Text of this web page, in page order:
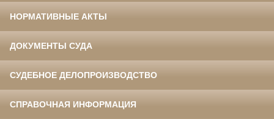
НОРМАТИВНЫЕ АКТЫ
ДОКУМЕНТЫ СУДА
СУДЕБНОЕ ДЕЛОПРОИЗВОДСТВО
СПРАВОЧНАЯ ИНФОРМАЦИЯ